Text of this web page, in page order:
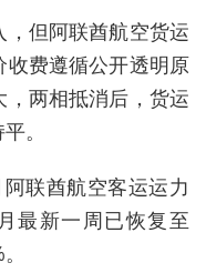
但阿联酋航空货运
费遵循公开透明原
两相抵消后，货运
。
联酋航空客运运力
最新一周已恢复至